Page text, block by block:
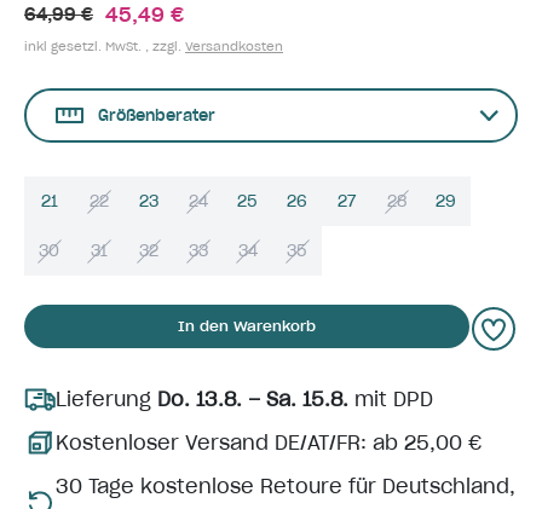
64,99 € 45,49 €
inkl gesetzl. MwSt. , zzgl. Versandkosten
Größenberater
21 22 23 24 25 26 27 28 29
30 31 32 33 34 35
In den Warenkorb
Lieferung Do. 13.8. – Sa. 15.8. mit DPD
Kostenloser Versand DE/AT/FR: ab 25,00 €
30 Tage kostenlose Retoure für Deutschland,